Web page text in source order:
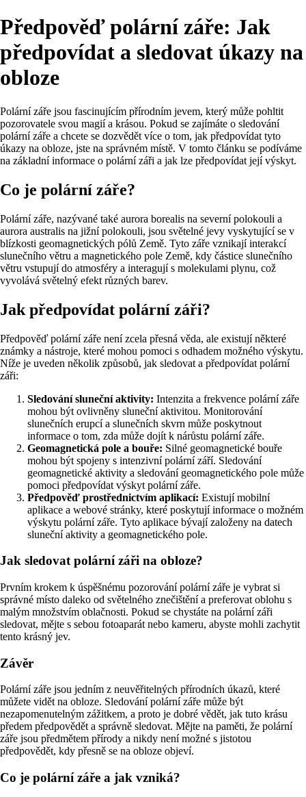
Předpověď polární záře: Jak
předpovídat a sledovat úkazy na
obloze
Polární záře jsou fascinujícím přírodním jevem, který může pohltit
pozorovatele svou magií a krásou. Pokud se zajímáte o sledování
polární záře a chcete se dozvědět více o tom, jak předpovídat tyto
úkazy na obloze, jste na správném místě. V tomto článku se podíváme
na základní informace o polární záři a jak lze předpovídat její výskyt.
Co je polární záře?
Polární záře, nazývané také aurora borealis na severní polokouli a
aurora australis na jižní polokouli, jsou světelné jevy vyskytující se v
blízkosti geomagnetických pólů Země. Tyto záře vznikají interakcí
slunečního větru a magnetického pole Země, kdy částice slunečního
větru vstupují do atmosféry a interagují s molekulami plynu, což
vyvolává světelný efekt různých barev.
Jak předpovídat polární záři?
Předpověď polární záře není zcela přesná věda, ale existují některé
známky a nástroje, které mohou pomoci s odhadem možného výskytu.
Níže je uveden několik způsobů, jak sledovat a předpovídat polární
záři:
Sledování sluneční aktivity: Intenzita a frekvence polární záře
mohou být ovlivněny sluneční aktivitou. Monitorování
slunečních erupcí a slunečních skvrn může poskytnout
informace o tom, zda může dojít k nárůstu polární záře.
Geomagnetická pole a bouře: Silné geomagnetické bouře
mohou být spojeny s intenzivní polární září. Sledování
geomagnetické aktivity a sledování geomagnetického pole může
pomoci předpovídat výskyt polární záře.
Předpověď prostřednictvím aplikací: Existují mobilní
aplikace a webové stránky, které poskytují informace o možném
výskytu polární záře. Tyto aplikace bývají založeny na datech
sluneční aktivity a geomagnetického pole.
Jak sledovat polární záři na obloze?
Prvním krokem k úspěšnému pozorování polární záře je vybrat si
správné místo daleko od světelného znečištění a preferovat oblohu s
malým množstvím oblačnosti. Pokud se chystáte na polární záři
sledovat, mějte s sebou fotoaparát nebo kameru, abyste mohli zachytit
tento krásný jev.
Závěr
Polární záře jsou jedním z neuvěřitelných přírodních úkazů, které
můžete vidět na obloze. Sledování polární záře může být
nezapomenutelným zážitkem, a proto je dobré vědět, jak tuto krásu
předem předpovědět a správně sledovat. Mějte na paměti, že polární
záře jsou předmětem přírody a nikdy není možné s jistotou
předpovědět, kdy přesně se na obloze objeví.
Co je polární záře a jak vzniká?